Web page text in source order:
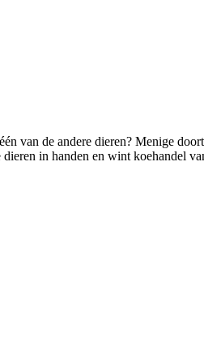
van de andere dieren? Menige
in handen en wint koehandel